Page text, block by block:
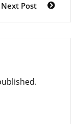
Next Post